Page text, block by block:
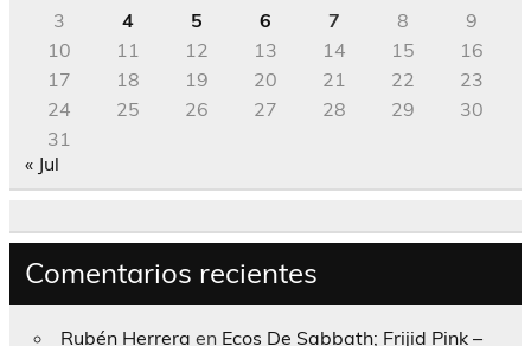
3
4 5 6 7 8
9
10
11 12 13 14 15
16
17
18 19 20 21 22
23
24
25 26 27 28 29
30
31
« Jul
Comentarios recientes
Rubén Herrera en Ecos De Sabbath; Frijid Pink –